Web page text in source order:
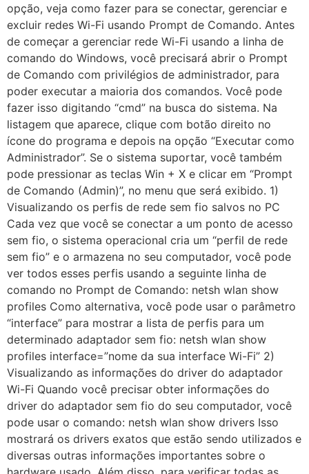
opção, veja como fazer para se conectar, gerenciar e
excluir redes Wi-Fi usando Prompt de Comando. Antes
de começar a gerenciar rede Wi-Fi usando a linha de
comando do Windows, você precisará abrir o Prompt
de Comando com privilégios de administrador, para
poder executar a maioria dos comandos. Você pode
fazer isso digitando “cmd” na busca do sistema. Na
listagem que aparece, clique com botão direito no
ícone do programa e depois na opção “Executar como
Administrador”. Se o sistema suportar, você também
pode pressionar as teclas Win + X e clicar em “Prompt
de Comando (Admin)”, no menu que será exibido. 1)
Visualizando os perfis de rede sem fio salvos no PC
Cada vez que você se conectar a um ponto de acesso
sem fio, o sistema operacional cria um “perfil de rede
sem fio” e o armazena no seu computador, você pode
ver todos esses perfis usando a seguinte linha de
comando no Prompt de Comando: netsh wlan show
profiles Como alternativa, você pode usar o parâmetro
“interface” para mostrar a lista de perfis para um
determinado adaptador sem fio: netsh wlan show
profiles interface=”nome da sua interface Wi-Fi” 2)
Visualizando as informações do driver do adaptador
Wi-Fi Quando você precisar obter informações do
driver do adaptador sem fio do seu computador, você
pode usar o comando: netsh wlan show drivers Isso
mostrará os drivers exatos que estão sendo utilizados e
diversas outras informações importantes sobre o